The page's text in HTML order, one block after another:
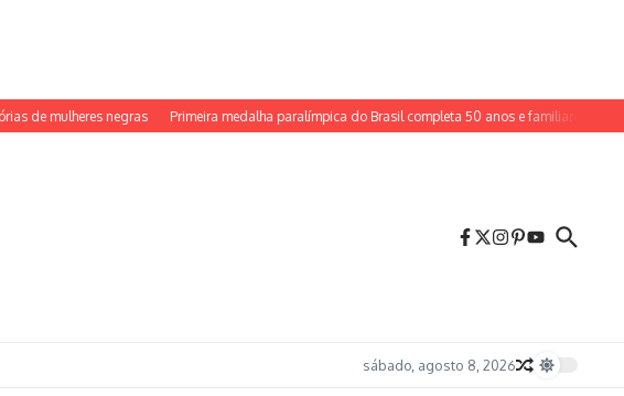
de mulheres negras Primeira medalha paralímpica do Brasil completa 50 anos e familiares
sábado, agosto 8, 2026